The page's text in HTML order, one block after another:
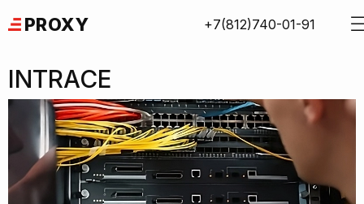
to
PROXY +7(812)740-01-91
INTRACE